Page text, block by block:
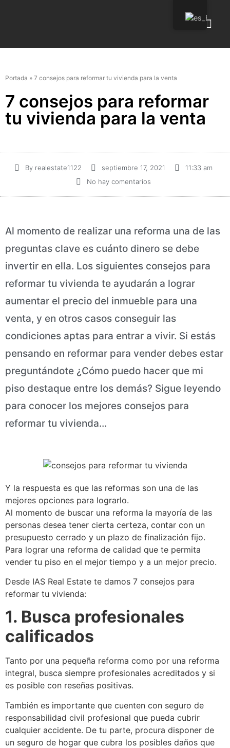
Portada » 7 consejos para reformar tu vivienda para la venta
7 consejos para reformar
tu vivienda para la venta
Byrealestate1122 septiembre 17, 2021
11:33 am
No hay comentarios
Al momento de realizar una reforma una de las
preguntas clave es cuánto dinero se debe
invertir en ella. Los siguientes consejos para
reformar tu vivienda te ayudarán a lograr
aumentar el precio del inmueble para una
venta, y en otros casos conseguir las
condiciones aptas para entrar a vivir. Si estás
pensando en reformar para vender debes estar
preguntándote ¿Cómo puedo hacer que mi
piso destaque entre los demás? Sigue leyendo
para conocer los mejores consejos para
reformar tu vivienda...
Y la respuesta es que las reformas son una de las
mejores opciones para lograrlo.
Al momento de buscar una reforma la mayoría de las
personas desea tener cierta certeza, contar con un
presupuesto cerrado y un plazo de finalización fijo.
Para lograr una reforma de calidad que te permita
vender tu piso en el mejor tiempo y a un mejor precio.
Desde IAS Real Estate te damos 7 consejos para
reformar tu vivienda:
1. Busca profesionales
calificados
Tanto por una pequeña reforma como por una reforma
integral, busca siempre profesionales acreditados y si
es posible con reseñas positivas.
También es importante que cuenten con seguro de
responsabilidad civil profesional que pueda cubrir
cualquier accidente. De tu parte, procura disponer de
un seguro de hogar que cubra los posibles daños que